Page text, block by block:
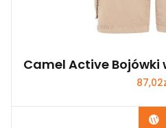
Camel Active Bojówki
87,02